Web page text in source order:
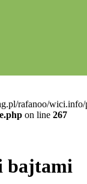
rafanoo/
on line 267
bajtami